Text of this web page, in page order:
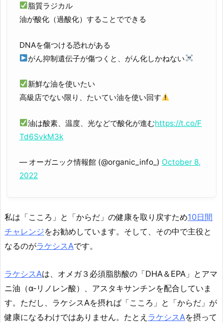
脂質ラジカル
油が酸化（過酸化）することでできる
DNAを傷つける恐れがある
がん抑制遺伝子が傷つくと、がん化しかねない
新鮮な油を使いたい
高級店でない限り、たいてい油を使い回す
油は酸素、温度、光などで酸化が進むhttps://t.co/F
Td6SvkM3k
— オーガニック情報館 (@organic_info_) October 8,
2022
私は「こころ」と「からだ」の健康を取り戻すため10日間
チャレンジをお勧めしています。そして、その中で主役と
なるのがラケシスAです。
ラケシスAは、オメガ３必須脂肪酸の「DHA＆EPA」とアマ
ニ油（α‐リノレン酸）、アスタキサンチンを配合していま
す。ただし、ラケシスAを摂れば「こころ」と「からだ」が
健康になるわけではありません。たとえ ラケシスAを摂って